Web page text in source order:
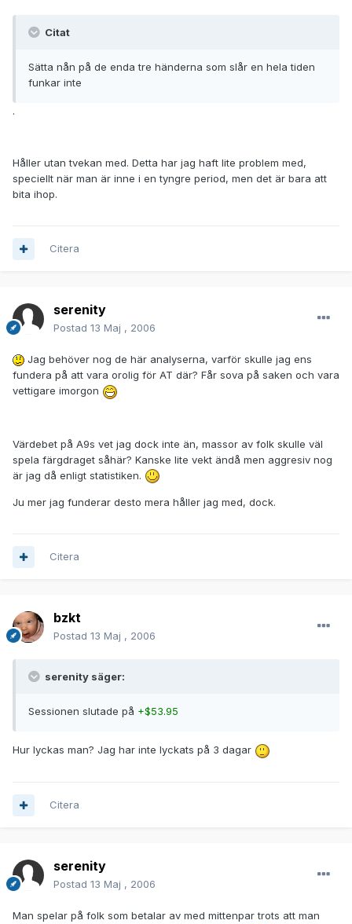
Citat
Sätta nån på de enda tre händerna som slår en hela tiden
funkar inte
.
Håller utan tvekan med. Detta har jag haft lite problem med,
speciellt när man är inne i en tyngre period, men det är bara att
bita ihop.
Citera
serenity
Postad 13 Maj , 2006
Jag behöver nog de här analyserna, varför skulle jag ens
fundera på att vara orolig för AT där? Får sova på saken och vara
vettigare imorgon
Värdebet på A9s vet jag dock inte än, massor av folk skulle väl
spela färgdraget såhär? Kanske lite vekt ändå men aggresiv nog
är jag då enligt statistiken.
Ju mer jag funderar desto mera håller jag med, dock.
Citera
bzkt
Postad 13 Maj , 2006
serenity säger:
Sessionen slutade på +$53.95
Hur lyckas man? Jag har inte lyckats på 3 dagar
Citera
serenity
Postad 13 Maj , 2006
Man spelar på folk som betalar av med mittenpar trots att man